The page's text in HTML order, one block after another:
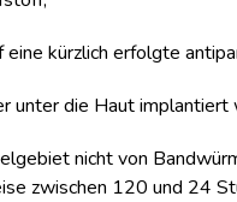
eine kürzlich erfolgte
unter die Haut implantiert
nicht von
zwischen 120 und 24